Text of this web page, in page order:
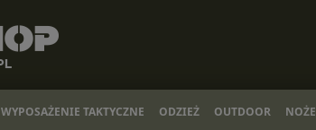
WYPOSAŻENIE TAKTYCZNE ODZIEŻ OUTDOOR NOŻE